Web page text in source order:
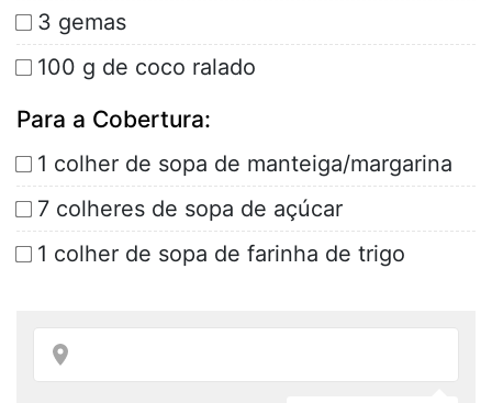
3 gemas
100 g de coco ralado
Para a Cobertura:
1 colher de sopa de manteiga/margarina
7 colheres de sopa de açúcar
1 colher de sopa de farinha de trigo